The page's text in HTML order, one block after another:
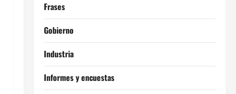
Frases
Gobierno
Industria
Informes y encuestas